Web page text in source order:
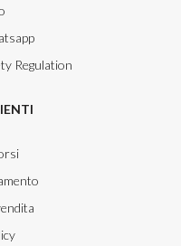
Regulation